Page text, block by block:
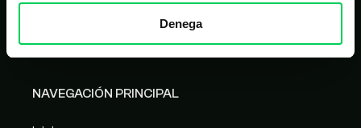
Denega
NAVEGACIÓN PRINCIPAL